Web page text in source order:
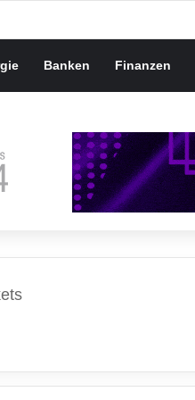
Banken Finanzen